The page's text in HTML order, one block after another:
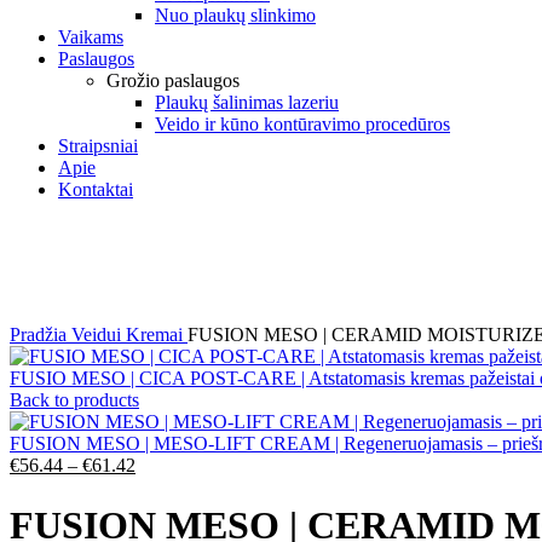
Nuo plaukų slinkimo
Vaikams
Paslaugos
Grožio paslaugos
Plaukų šalinimas lazeriu
Veido ir kūno kontūravimo procedūros
Straipsniai
Apie
Kontaktai
Pradžia Veidui Kremai FUSION MESO | CERAMID
FUSIO MESO | CICA POST-CARE | Atstatomasis kremas pažeistai
Back to products
FUSION MESO | MESO-LIFT CREAM | Regeneruojamasis –
€56.44 – €61.42
through
FUSION MESO | CERAMID